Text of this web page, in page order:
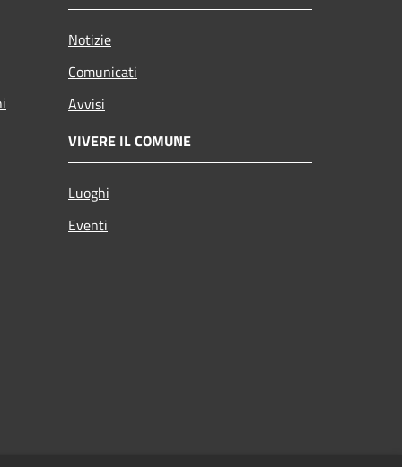
Notizie
Comunicati
Avvisi
VIVERE IL COMUNE
Luoghi
Eventi